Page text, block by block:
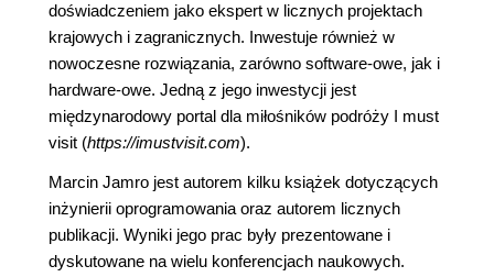
doświadczeniem jako ekspert w licznych projektach
krajowych i zagranicznych. Inwestuje również w
nowoczesne rozwiązania, zarówno software-owe, jak i
hardware-owe. Jedną z jego inwestycji jest
międzynarodowy portal dla miłośników podróży I must
visit (https://imustvisit.com).
Marcin Jamro jest autorem kilku książek dotyczących
inżynierii oprogramowania oraz autorem licznych
publikacji. Wyniki jego prac były prezentowane i
dyskutowane na wielu konferencjach naukowych.